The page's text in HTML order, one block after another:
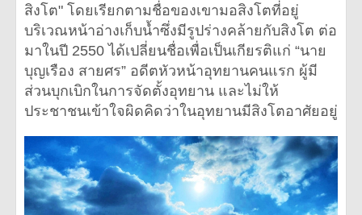
สิงโต" โดยเรียกตามชื่อของเขามอสิงโตที่อยู่
บริเวณหน้าอ่างเก็บน้ำซึ่งมีรูปร่างคล้ายกับสิงโต ต่อ
มาในปี 2550 ได้เปลี่ยนชื่อเพื่อเป็นเกียรติแก่ “นาย
บุญเรือง สายศร” อดีตหัวหน้าอุทยานคนแรก ผู้มี
ส่วนบุกเบิกในการจัดตั้งอุทยาน และไม่ให้
ประชาชนเข้าใจผิดคิดว่าในอุทยานมีสิงโตอาศัยอยู่